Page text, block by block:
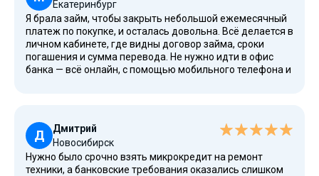
безопасно. После погашения займа можно оформить
повторно, а для новых клиентов действует первый займ
бесплатно.
Екатеринбург
Я брала займ, чтобы закрыть небольшой ежемесячный
платеж по покупке, и осталась довольна. Всё делается в
личном кабинете, где видны договор займа, сроки
погашения и сумма перевода. Не нужно идти в офис
банка — всё онлайн, с помощью мобильного телефона и
Рассмотрение заявки заняло пару минут, и я получила
золотую возможность восстановить рейтинг кредита.
Это одни из лучших предложений в России, где
работает ЦБ, а сервис входит в реестр МФО.
Д
Дмитрий
Новосибирск
Нужно было срочно взять микрокредит на ремонт
техники, а банковские требования оказались слишком